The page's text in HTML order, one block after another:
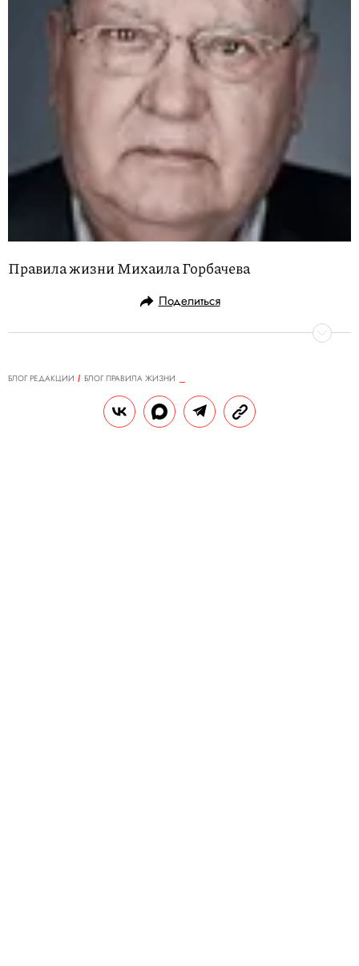
Правила жизни Михаила Горбачева
Поделиться
БЛОГ РЕДАКЦИИ
БЛОГ ПРАВИЛА ЖИЗНИ
ОБНОВЛЕНО 14.02.2026, 20:28
Правила жизни ДиКаприо,